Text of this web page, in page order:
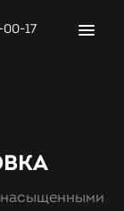
00-17
насыщенными